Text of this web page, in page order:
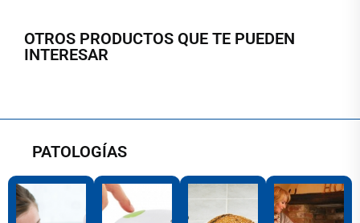
OTROS PRODUCTOS QUE TE PUEDEN
INTERESAR
PATOLOGÍAS